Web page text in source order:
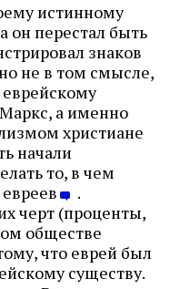
истинному
он перестал быть
знаков
не в том смысле,
а именно
христиане
начали
то, в чем
евреев
.
черт (проценты,
обществе
что еврей был
существу.
в вашем
ЛЕХАИМ и получайте
сайта по электронной